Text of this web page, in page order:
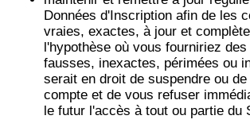
Données d'Inscription afin de les
vraies, exactes, à jour et
l'hypothèse où vous fourniriez
fausses, inexactes, périmées ou
serait en droit de suspendre ou
compte et de vous refuser
le futur l'accès à tout ou partie du